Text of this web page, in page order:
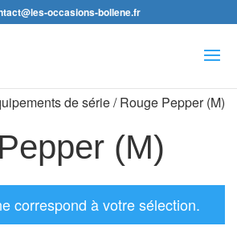
occasions-bollene.fr
de série / Rouge Pepper (M)
(M)
correspond à votre sélection.